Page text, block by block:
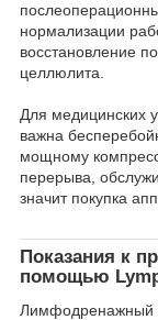
нормализации
восстановление
целлюлита.
Для медицинских
важна
мощному
перерыва,
значит покупка
Показания к
помощью
Лимфодренажный